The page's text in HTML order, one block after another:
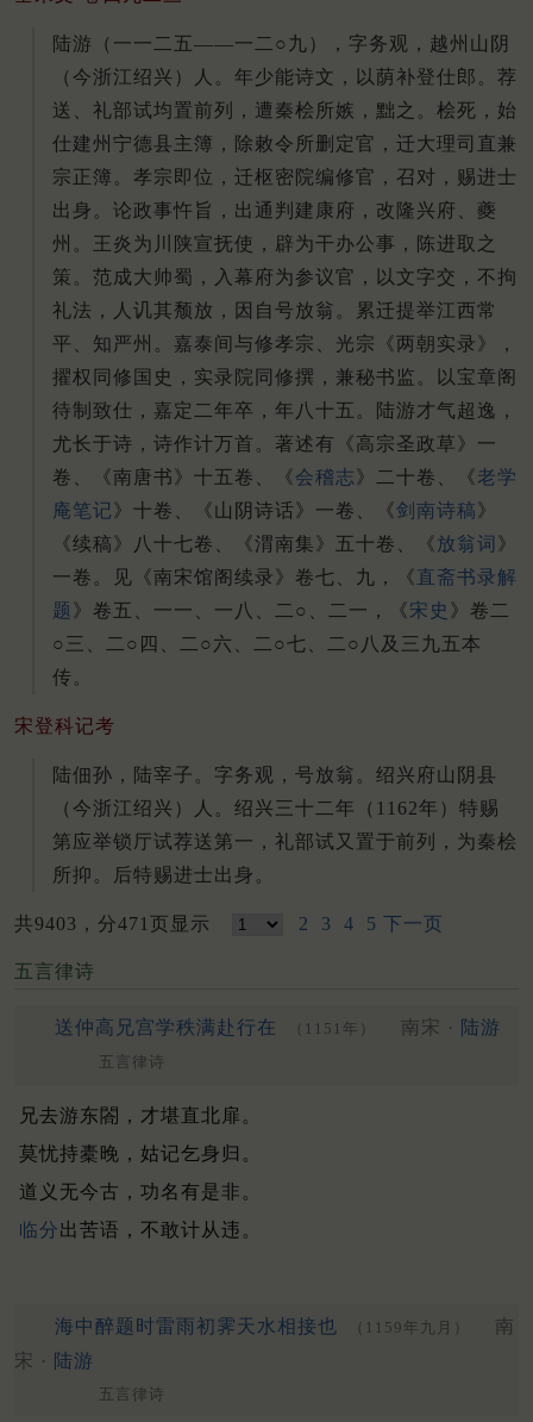
陆游（一一二五——一二○九），字务观，越州山阴
（今浙江绍兴）人。年少能诗文，以荫补登仕郎。荐
送、礼部试均置前列，遭秦桧所嫉，黜之。桧死，始
仕建州宁德县主簿，除敕令所删定官，迁大理司直兼
宗正簿。孝宗即位，迁枢密院编修官，召对，赐进士
出身。论政事忤旨，出通判建康府，改隆兴府、夔
州。王炎为川陕宣抚使，辟为干办公事，陈进取之
策。范成大帅蜀，入幕府为参议官，以文字交，不拘
礼法，人讥其颓放，因自号放翁。累迁提举江西常
平、知严州。嘉泰间与修孝宗、光宗《两朝实录》，
擢权同修国史，实录院同修撰，兼秘书监。以宝章阁
待制致仕，嘉定二年卒，年八十五。陆游才气超逸，
尤长于诗，诗作计万首。著述有《高宗圣政草》一
卷、《南唐书》十五卷、《会稽志》二十卷、《老学
庵笔记》十卷、《山阴诗话》一卷、《剑南诗稿》
《续稿》八十七卷、《渭南集》五十卷、《放翁词 》
一卷。见《南宋馆阁续录》卷七、九，《直斋书录解
题 》卷五、一一、一八、二○、二一，《宋史 》卷二
○三、二○四、二○六、二○七、二○八及三九五本
传。
宋登科记考
陆佃孙，陆宰子。字务观，号放翁。绍兴府山阴县
（今浙江绍兴）人。绍兴三十二年（1162年）特赐
第应举锁厅试荐送第一，礼部试又置于前列，为秦桧
所抑。后特赐进士出身。
共9403，分471页显示 2 3 4 5 下一页
五言律诗
送仲高兄宫学秩满赴行在 （1151年） 南宋 · 陆游
五言律诗
兄去游东閤，才堪直北扉。
莫忧持橐晚，姑记乞身归。
道义无今古，功名有是非。
临分出苦语，不敢计从违。
海中醉题时雷雨初霁天水相接也 （1159年九月）
南
宋 · 陆游
五言律诗